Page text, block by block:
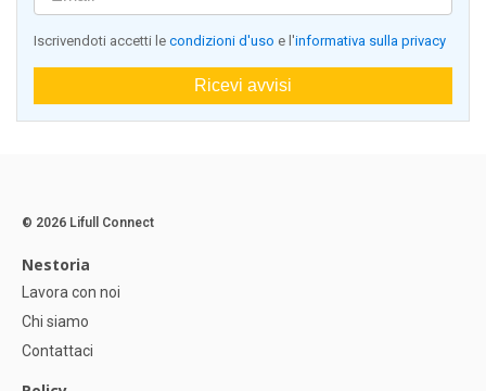
Iscrivendoti accetti le condizioni d'uso e l'informativa sulla privacy
Ricevi avvisi
© 2026 Lifull Connect
Nestoria
Lavora con noi
Chi siamo
Contattaci